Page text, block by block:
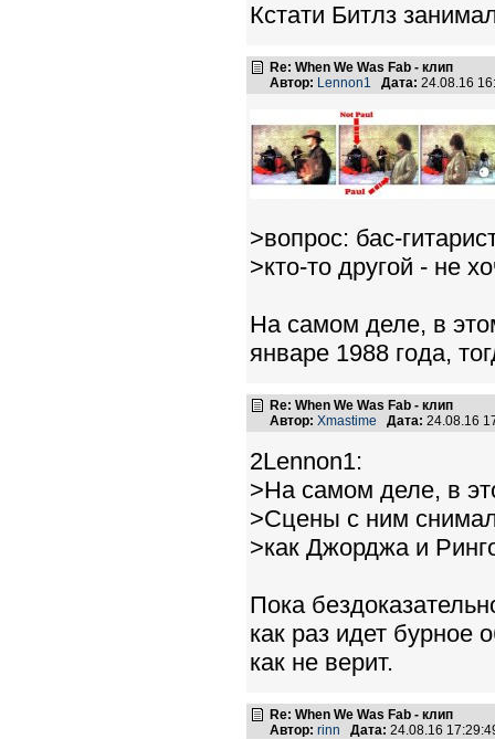
Кстати Битлз
Re: When We Was Fab - клип
Автор: Lennon1 Дата: 24.08.16
>вопрос: бас-
>кто-то другой - не
На самом деле, в
январе 1988 года,
Re: When We Was Fab - клип
Автор: Xmastime Дата: 24.08.16
2Lennon1:
>На самом деле, в
>Сцены с ним
>как Джорджа и
Пока
как раз идет бурное
как не верит.
Re: When We Was Fab - клип
Автор: rinn Дата: 24.08.16